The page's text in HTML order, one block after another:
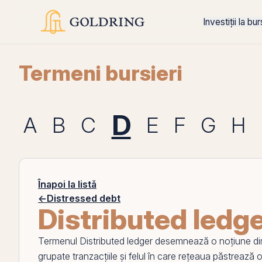
Investiții la
Termeni bursieri
A B C D E F G H
Înapoi la listă
←Distressed debt
Distributed
Termenul Distributed ledger desemnează o noțiune
grupate tranzacțiile și felul în care rețeaua păstrează